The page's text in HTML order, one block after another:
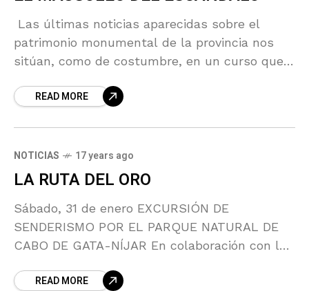
Las últimas noticias aparecidas sobre el
patrimonio monumental de la provincia nos
sitúan, como de costumbre, en un curso que
Desmedida acumulación de desatinos,
READ MORE
NOTICIAS 17 years ago
LA RUTA DEL ORO
Sábado, 31 de enero EXCURSIÓN DE
SENDERISMO POR EL PARQUE NATURAL DE
CABO DE GATA-NÍJAR En colaboración con los
– Ecologistas en Acción
READ MORE